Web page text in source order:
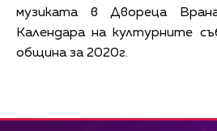
музиката в Двореца
Календара на културните
община за 2020г.